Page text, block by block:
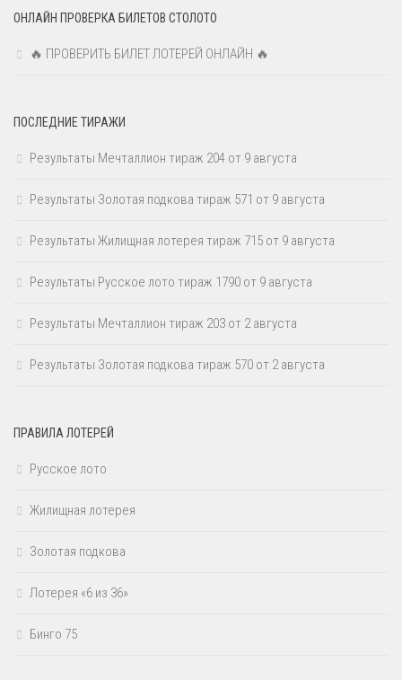
ОНЛАЙН ПРОВЕРКА БИЛЕТОВ СТОЛОТО
🔥 ПРОВЕРИТЬ БИЛЕТ ЛОТЕРЕЙ ОНЛАЙН 🔥
ПОСЛЕДНИЕ ТИРАЖИ
Результаты Мечталлион тираж 204 от 9 августа
Результаты Золотая подкова тираж 571 от 9 августа
Результаты Жилищная лотерея тираж 715 от 9 августа
Результаты Русское лото тираж 1790 от 9 августа
Результаты Мечталлион тираж 203 от 2 августа
Результаты Золотая подкова тираж 570 от 2 августа
ПРАВИЛА ЛОТЕРЕЙ
Русское лото
Жилищная лотерея
Золотая подкова
Лотерея «6 из 36»
Бинго 75